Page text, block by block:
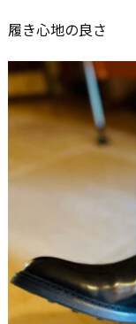
履き心地の良さ